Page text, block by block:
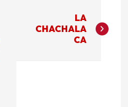
LA
CHACHALA
CA